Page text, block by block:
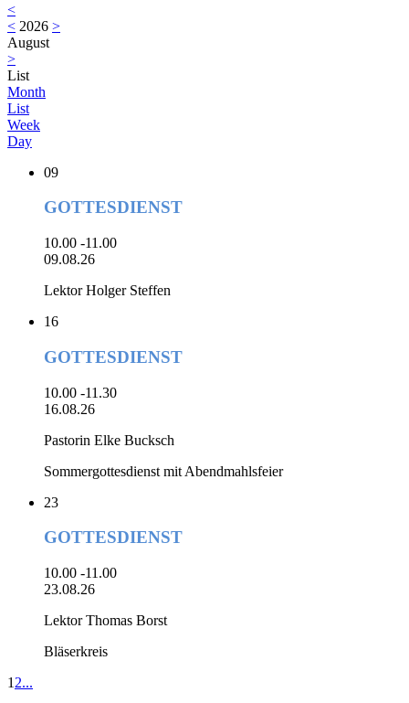
<
< 2026 >
August
>
List
Month
List
Week
Day
09
GOTTESDIENST
10.00 -11.00
09.08.26
Lektor Holger Steffen
16
GOTTESDIENST
10.00 -11.30
16.08.26
Pastorin Elke Bucksch
Sommergottesdienst mit Abendmahlsfeier
23
GOTTESDIENST
10.00 -11.00
23.08.26
Lektor Thomas Borst
Bläserkreis
1 2...